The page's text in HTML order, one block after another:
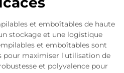
et emboîtables de haute
stockage et une logistique
et emboîtables sont
pour maximiser l'utilisation de
et polyvalence pour